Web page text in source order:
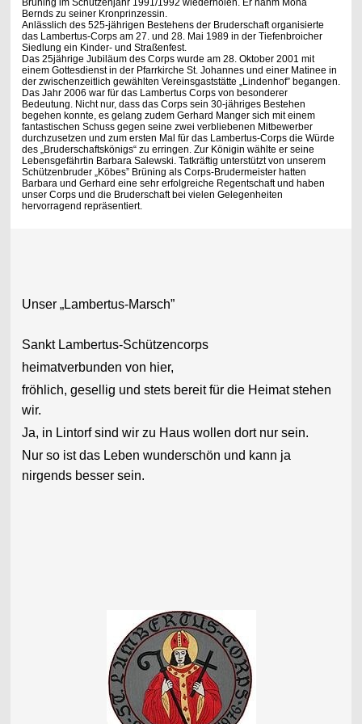
Bernds zu seiner Kronprinzessin.
Anlässlich des 525-jährigen Bestehens der Bruderschaft organisierte
das Lambertus-Corps am 27. und 28. Mai 1989 in der Tiefenbroicher
Siedlung ein Kinder- und Straßenfest.
Das 25jährige Jubiläum des Corps wurde am 28. Oktober 2001 mit
einem Gottesdienst in der Pfarrkirche St. Johannes und einer Matinee in
der zwischenzeitlich gewählten Vereinsgaststätte „Lindenhof” begangen.
Das Jahr 2006 war für das Lambertus Corps von besonderer
Bedeutung. Nicht nur, dass das Corps sein 30-jähriges Bestehen
begehen konnte, es gelang zudem Gerhard Manger sich mit einem
fantastischen Schuss gegen seine zwei verbliebenen Mitbewerber
durchzusetzen und zum ersten Mal für das Lambertus-Corps die Würde
des „Bruderschaftskönigs“ zu erringen. Zur Königin wählte er seine
Lebensgefährtin Barbara Salewski. Tatkräftig unterstützt von unserem
Schützenbruder „Köbes” Brüning als Corps-Brudermeister hatten
Barbara und Gerhard eine sehr erfolgreiche Regentschaft und haben
unser Corps und die Bruderschaft bei vielen Gelegenheiten
hervorragend repräsentiert.
Unser „Lambertus-Marsch”
Sankt Lambertus-Schützencorps
heimatverbunden von hier,
fröhlich, gesellig und stets bereitfür die Heimat stehen
wir.
Ja, in Lintorf sind wir zu Haus wollen dort nur sein.
Nur so ist das Leben wunderschön und kann ja
nirgends besser sein.